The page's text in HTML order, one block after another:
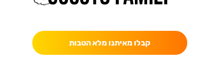
קבלו מאיתנו מלא הטבות